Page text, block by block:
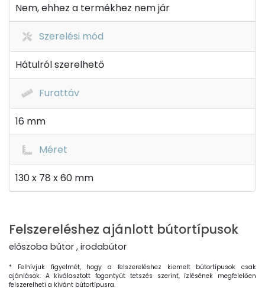
Nem, ehhez a termékhez nem jár
Szerelési mód
Hátulról szerelhető
Furattáv
16 mm
Méret
130 x 78 x 60 mm
Felszereléshez ajánlott bútortípusok
előszoba bútor , irodabútor
* Felhívjuk figyelmét, hogy a felszereléshez kiemelt bútortípusok csak
ajánlások. A kiválasztott fogantyút tetszés szerint, ízlésének megfelelően
felszerelheti a kívánt bútortípusra.